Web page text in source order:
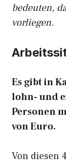
bedeuten,
vorliegen.
Es gibt in
lohn- und
Personen
von Euro.
Von diesen